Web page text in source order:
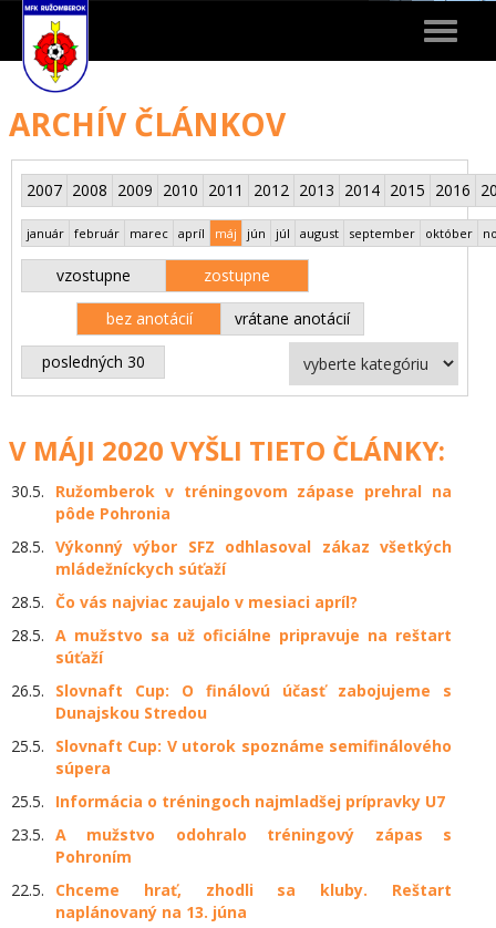
Toggle
ARCHÍV ČLÁNKOV
2007 2008 2009 2010 2011 2012 2013 2014 2015 2016
január február marec apríl máj jún júl august september október
vzostupne zostupne
bez anotácií vrátane anotácií
posledných 30
V MÁJI 2020 VYŠLI TIETO ČLÁNKY:
30.5.
Ružomberok v tréningovom zápase prehral na
pôde Pohronia
28.5. Výkonný výbor SFZ odhlasoval zákaz všetkých
mládežníckych súťaží
28.5. Čo vás najviac zaujalo v mesiaci apríl?
28.5. A mužstvo sa už oficiálne pripravuje na reštart
súťaží
26.5.
Slovnaft Cup: O finálovú účasť zabojujeme s
Dunajskou Stredou
25.5.
Slovnaft Cup: V utorok spoznáme semifinálového
súpera
25.5.
Informácia o tréningoch najmladšej prípravky U7
23.5. A mužstvo odohralo tréningový zápas s
Pohroním
22.5.
​Chceme hrať, zhodli sa kluby. Reštart
naplánovaný na 13. júna